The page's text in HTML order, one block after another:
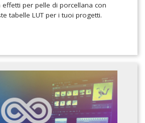
effetti per pelle di porcellana con
tabelle LUT per i tuoi progetti.